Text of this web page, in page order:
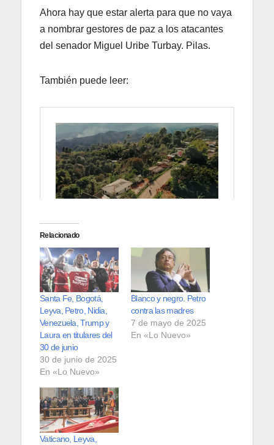
Ahora hay que estar alerta para que no vaya
a nombrar gestores de paz a los atacantes
del senador Miguel Uribe Turbay. Pilas.
También puede leer:
Relacionado
Santa Fe, Bogotá,
Leyva, Petro, Nidia,
Venezuela, Trump y
Laura en titulares del
30 de junio
30 de junio de 2025
En «Lo Nuevo»
Blanco y negro. Petro
contra las madres
7 de mayo de 2025
En «Lo Nuevo»
Vaticano, Leyva,